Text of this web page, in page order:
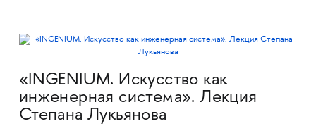
«INGENIUM. Искусство как
инженерная система». Лекция
Степана Лукьянова